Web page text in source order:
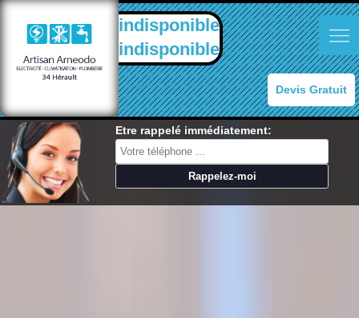
indisponible
indisponible
Devis Gratuit
Etre rappelé immédiatement: